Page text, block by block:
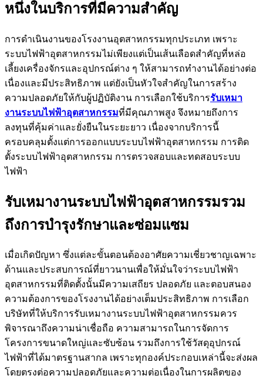
หนึ่งในบริการที่มีความสำคัญ
การดำเนินงานของโรงงานอุตสาหกรรมทุกประเภท เพราะ
ระบบไฟฟ้าอุตสาหกรรมไม่เพียงแต่เป็นเส้นเลือดสำคัญที่หล่อ
เลี้ยงเครื่องจักรและอุปกรณ์ต่าง ๆ ให้สามารถทำงานได้อย่างต่อ
เนื่องและมีประสิทธิภาพ แต่ยังเป็นหัวใจสำคัญในการสร้าง
ความปลอดภัยให้กับผู้ปฏิบัติงาน การเลือกใช้บริการรับเหมา
งานระบบไฟฟ้าอุตสาหกรรมที่มีคุณภาพสูง จึงหมายถึงการ
ลงทุนที่คุ้มค่าและยั่งยืนในระยะยาว เนื่องจากบริการนี้
ครอบคลุมตั้งแต่การออกแบบระบบไฟฟ้าอุตสาหกรรม การติด
ตั้งระบบไฟฟ้าอุตสาหกรรม การตรวจสอบและทดสอบระบบ
ไฟฟ้า
รับเหมางานระบบไฟฟ้าอุตสาหกรรมรวม
ถึงการบำรุงรักษาและซ่อมแซม
เมื่อเกิดปัญหา ซึ่งแต่ละขั้นตอนต้องอาศัยความเชี่ยวชาญเฉพาะ
ด้านและประสบการณ์ที่ยาวนานเพื่อให้มั่นใจว่าระบบไฟฟ้า
อุตสาหกรรมที่ติดตั้งนั้นมีความเสถียร ปลอดภัย และตอบสนอง
ความต้องการของโรงงานได้อย่างเต็มประสิทธิภาพ การเลือก
บริษัทที่ให้บริการรับเหมางานระบบไฟฟ้าอุตสาหกรรมควร
พิจารณาถึงความน่าเชื่อถือ ความสามารถในการจัดการ
โครงการขนาดใหญ่และซับซ้อน รวมถึงการใช้วัสดุอุปกรณ์
ไฟฟ้าที่ได้มาตรฐานสากล เพราะทุกองค์ประกอบเหล่านี้จะส่งผล
โดยตรงต่อความปลอดภัยและความต่อเนื่องในการผลิตของ